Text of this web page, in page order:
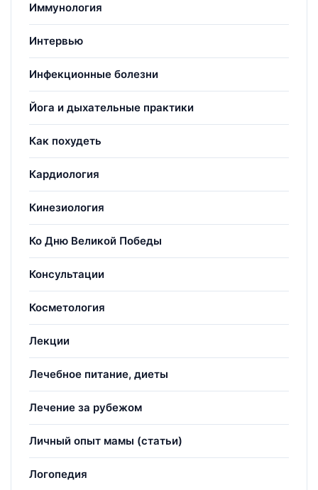
Иммунология
Интервью
Инфекционные болезни
Йога и дыхательные практики
Как похудеть
Кардиология
Кинезиология
Ко Дню Великой Победы
Консультации
Косметология
Лекции
Лечебное питание, диеты
Лечение за рубежом
Личный опыт мамы (статьи)
Логопедия